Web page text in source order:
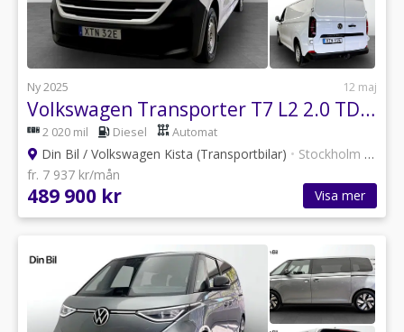
Ny 2025 12 maj
Volkswagen Transporter T7 L2 2.0 TDI 150 HK 8 VXL/Drag/Värmare
2 020 mil Diesel Automat
Din Bil / Volkswagen Kista (Transportbilar) • Stockholm •12
fr. 7 937 kr/mån
489 900 kr Visa mer